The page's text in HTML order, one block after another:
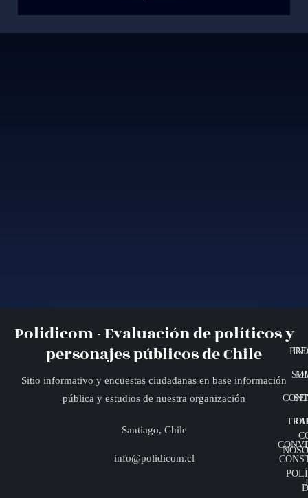
Polidicom - Evaluación de políticos y
personajes públicos de Chile
Sitio informativo y encuestas ciudadanas en base información
pública y estudios de nuestra organización
Santiago, Chile
info@polidicom.cl